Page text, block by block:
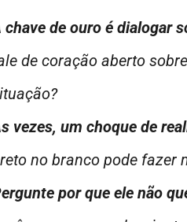
chave de ouro é dialogar
de coração aberto
vezes, um choque de
no branco pode fazer
por que ele não